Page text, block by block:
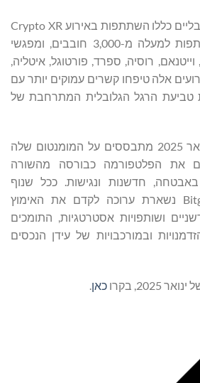
מאמצי המעורבות הגלובליים כללו השתתפות באירוע Crypto XR
באוקזר, צרפת, בהשתתפות למעלה מ-3,000 חובבים, ומפגשי
רוסיה, ספרד, פורטוגל, איטליה,
אלה טיפחו קשרים עמוקים יותר עם
טביעת הרגל הגלובלית המתרחבת של
הישגיה של Bitget בינואר 2025 מתבססים על המומנטום שלה
ומבססים את הפלטפורמה כבורסה מהשורה
חדשנות ונגישות. ככל שנוף
הקריפטו מתפתח, Bitget נשארת ערוכה לקדם את האימוץ
ושותפויות אסטרטגיות, התומכים
ובמורכבויות של עידן הנכסים
בקרו כאן.